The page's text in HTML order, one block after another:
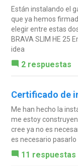
Están instalando el
que ya hemos
elegir entre estas
BRAVA SLIM HE 25
idea
2 respuestas
Certificado de
Me han hecho la
me estoy
cree ya no es
es necesario pasarlo
11 respuestas